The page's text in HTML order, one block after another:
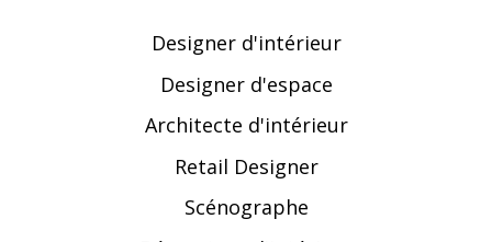
Designer d'intérieur
Designer d'espace
Architecte d'intérieur
Retail Designer
Scénographe